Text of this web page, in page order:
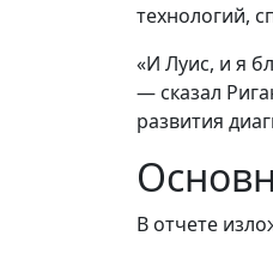
технологий,
«И Луис, и я
— сказал
развития
В отчете